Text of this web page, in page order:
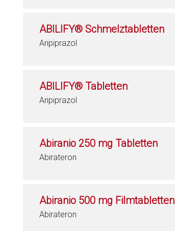
ABILIFY® Schmelztabletten
Aripiprazol
ABILIFY® Tabletten
Aripiprazol
Abiranio 250 mg Tabletten
Abirateron
Abiranio 500 mg Filmtabletten
Abirateron